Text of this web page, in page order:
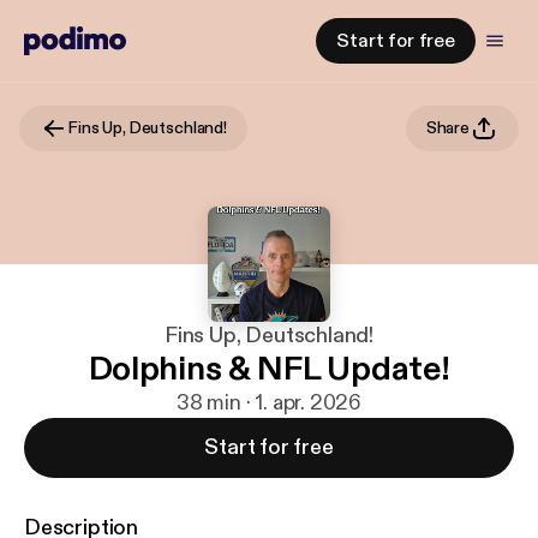
Start for free
Fins Up, Deutschland! Share
Fins Up, Deutschland!
Dolphins & NFL Update!
38 min · 1. apr. 2026
Start for free
Description